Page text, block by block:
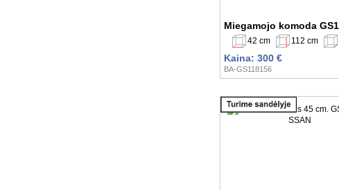
Miegamojo komoda
42 cm 112 cm
Kaina: 300 €
BA-GS118156